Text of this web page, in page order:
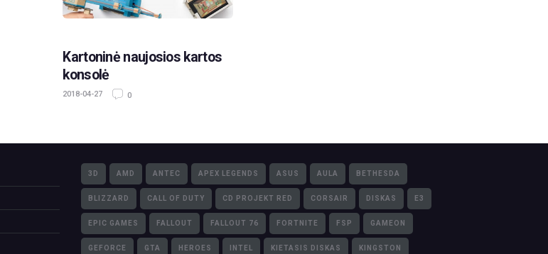
Kartoninė naujosios kartos
konsolė
2018-04-27 0
3D AMD ANTEC APEX LEGENDS ASUS AULA BETHESDA
BLIZZARD CALL OF DUTY CD PROJEKT RED CORSAIR DISKAS E3
EPIC GAMES FALLOUT FALLOUT 76 FORTNITE FSP GAMEON
GEFORCE GTA HEROES INTEL KIETASIS DISKAS KINGSTON